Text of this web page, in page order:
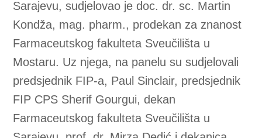
za izazove suvremene farmaceutske prakse.
Kroz dijalog s kolegama iz Sarajeva i Tuzle,
kao i s međunarodnim stručnjacima, studenti
su imali priliku razmijeniti iskustva, predstaviti
perspektivu svoje generacije te aktivno
sudjelovati u oblikovanju vizije budućeg
razvoja farmaceutske edukacije u Bosni i
Hercegovini.